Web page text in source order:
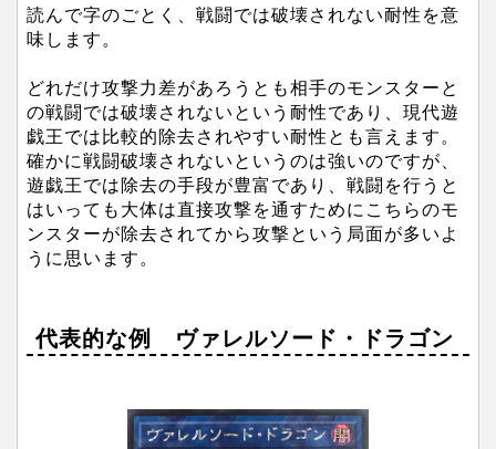
読んで字のごとく、戦闘では破壊されない耐性を意
味します。
どれだけ攻撃力差があろうとも相手のモンスターと
の戦闘では破壊されないという耐性であり、現代遊
戯王では比較的除去されやすい耐性とも言えます。
確かに戦闘破壊されないというのは強いのですが、
遊戯王では除去の手段が豊富であり、戦闘を行うと
はいっても大体は直接攻撃を通すためにこちらのモ
ンスターが除去されてから攻撃という局面が多いよ
うに思います。
代表的な例 ヴァレルソード・ドラゴン